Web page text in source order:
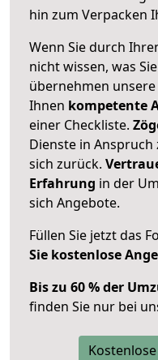
hin zum Verpacken
Wenn Sie durch
nicht wissen, was
übernehmen
Ihnen kompetente
einer Checkliste.
Dienste in
sich zurück.
Erfahrung in der
sich Angebote.
Füllen Sie jetzt das
Sie kostenlose
Bis zu 60 % der
finden Sie nur bei